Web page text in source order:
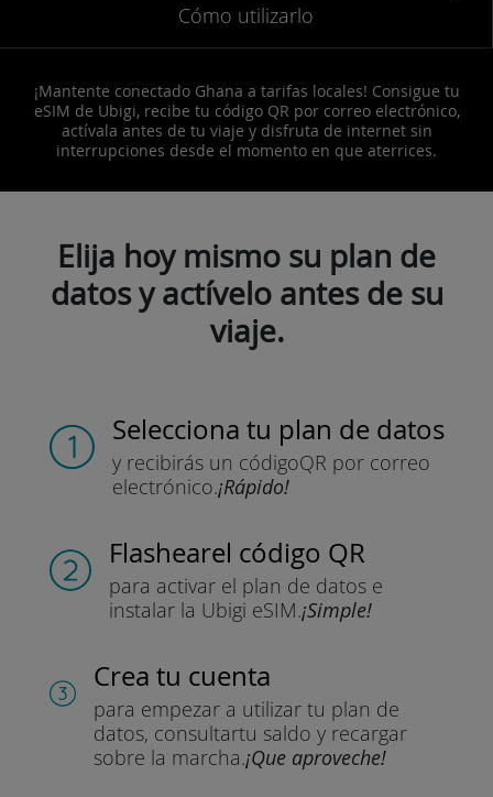
Cómo utilizarlo
¡Mantente conectado Ghana a tarifas locales! Consigue tu
eSIM de Ubigi, recibe tu código QR por correo electrónico,
actívala antes de tu viaje y disfruta de internet sin
interrupciones desde el momento en que aterrices.
Elija hoy mismo su plan de
datos y actívelo antes de su
viaje.
Selecciona tu plan de datos
y recibirás un códigoQR por correo
electrónico.¡Rápido!
Flashearel código QR
para activar el plan de datos e
instalar la Ubigi eSIM.¡Simple!
Crea tu cuenta
para empezar a utilizar tu plan de
datos, consultartu saldo y recargar
sobre la marcha.¡Que aproveche!